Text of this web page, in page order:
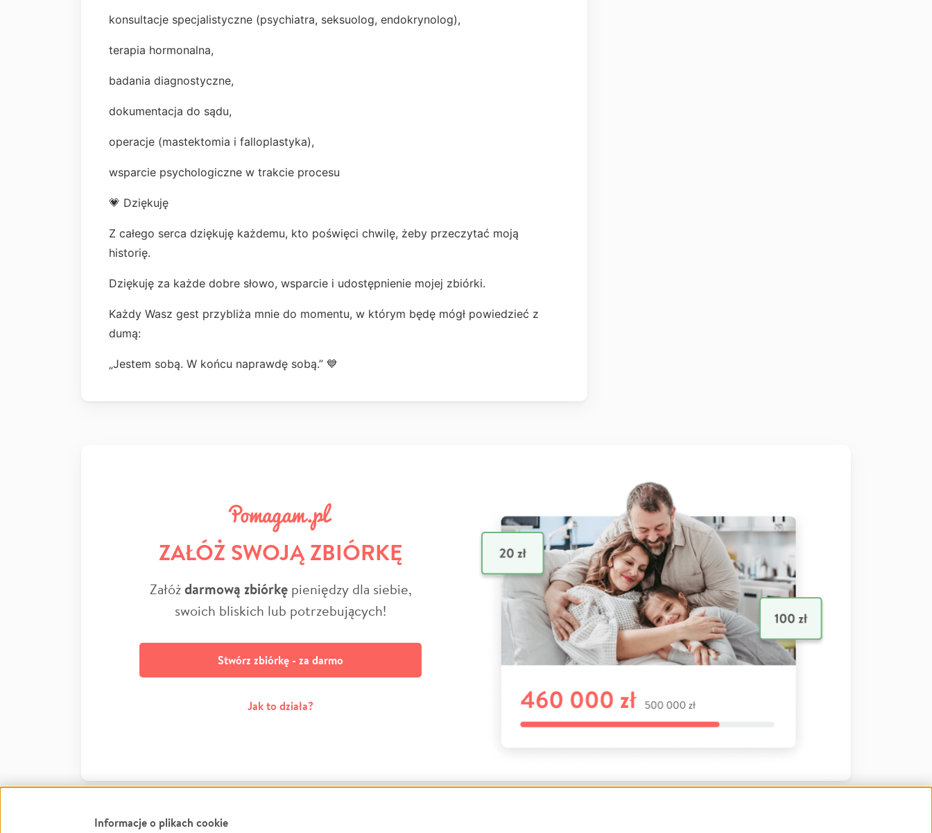
konsultacje specjalistyczne (psychiatra, seksuolog, endokrynolog),
terapia hormonalna,
badania diagnostyczne,
dokumentacja do sądu,
operacje (mastektomia i falloplastyka),
wsparcie psychologiczne w trakcie procesu
💗 Dziękuję
Z całego serca dziękuję każdemu, kto poświęci chwilę, żeby przeczytać moją
historię.
Dziękuję za każde dobre słowo, wsparcie i udostępnienie mojej zbiórki.
Każdy Wasz gest przybliża mnie do momentu, w którym będę mógł powiedzieć z
dumą:
„Jestem sobą. W końcu naprawdę sobą.” 💙
ZAŁÓŻ SWOJĄ ZBIÓRKĘ
Załóżdarmową zbiórkępieniędzy dla siebie,
swoich bliskich lub potrzebujących!
Stwórz zbiórkę - za darmo
Jak to działa?
Informacje o plikach cookie